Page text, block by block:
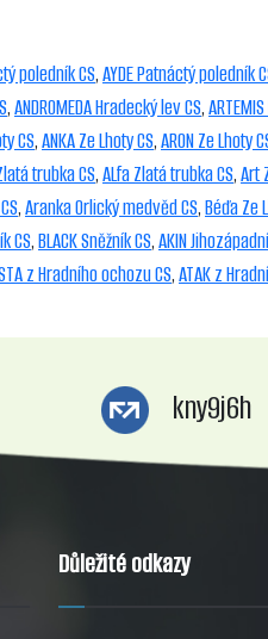
poledník CS,AYDE Patnáctý poledník
,ANDROMEDA Hradecký lev CS,
CS,ANKA Ze Lhoty CS,ARON Ze Lhoty
trubka CS,ALfa Zlatá trubka CS,Art
,Aranka Orlický medvěd CS,Béďa Ze
CS,BLACK Sněžník CS,AKIN
z Hradního ochozu CS,ATAK z
kny9j6h
Důležité odkazy